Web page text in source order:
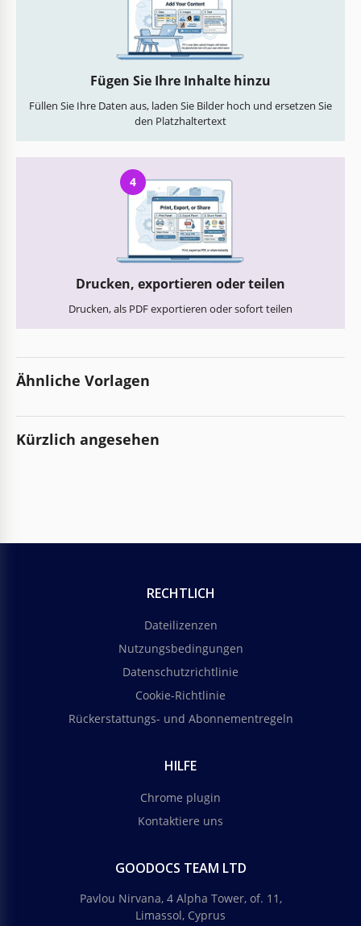
Fügen Sie Ihre Inhalte hinzu
Füllen Sie Ihre Daten aus, laden Sie Bilder hoch und ersetzen Sie
den Platzhaltertext
4
Drucken, exportieren oder teilen
Drucken, als PDF exportieren oder sofort teilen
Ähnliche Vorlagen
Kürzlich angesehen
RECHTLICH
Dateilizenzen
Nutzungsbedingungen
Datenschutzrichtlinie
Cookie-Richtlinie
Rückerstattungs- und Abonnementregeln
HILFE
Chrome plugin
Kontaktiere uns
GOODOCS TEAM LTD
Pavlou Nirvana, 4 Alpha Tower, of. 11,
Limassol, Cyprus